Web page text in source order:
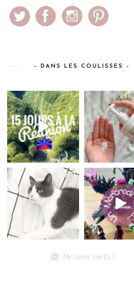
– DANS LES COULISSES –
Me suivre sur IG !